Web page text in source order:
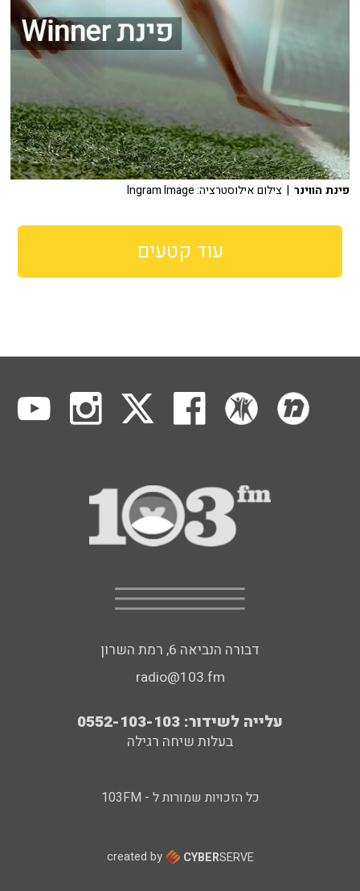
פינת הווינר | צילום אילוסטרציה: Ingram Image
עוד קטעים
דבורה הנביאה 6, רמת השרון
radio@103.fm
עלייה לשידור: 0552-103-103
בעלות שיחה רגילה
כל הזכויות שמורות ל - 103FM
created by CYBERSERVE